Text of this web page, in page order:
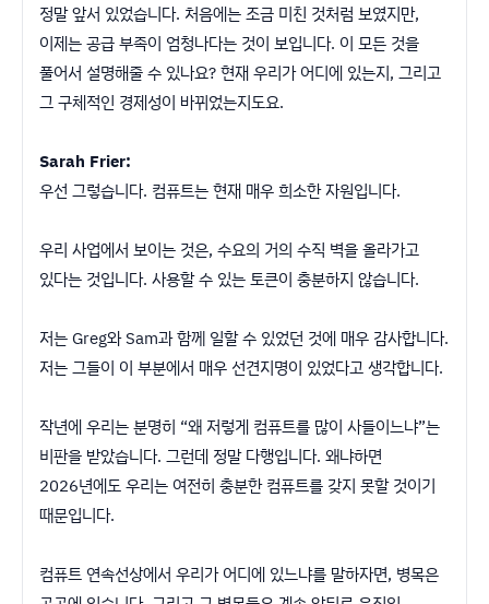
정말 앞서 있었습니다. 처음에는 조금 미친 것처럼 보였지만,
이제는 공급 부족이 엄청나다는 것이 보입니다. 이 모든 것을
풀어서 설명해줄 수 있나요? 현재 우리가 어디에 있는지, 그리고
그 구체적인 경제성이 바뀌었는지도요.
Sarah Frier:
우선 그렇습니다. 컴퓨트는 현재 매우 희소한 자원입니다.
우리 사업에서 보이는 것은, 수요의 거의 수직 벽을 올라가고
있다는 것입니다. 사용할 수 있는 토큰이 충분하지 않습니다.
저는 Greg와 Sam과 함께 일할 수 있었던 것에 매우 감사합니다.
저는 그들이 이 부분에서 매우 선견지명이 있었다고 생각합니다.
작년에 우리는 분명히 “왜 저렇게 컴퓨트를 많이 사들이느냐”는
비판을 받았습니다. 그런데 정말 다행입니다. 왜냐하면
2026년에도 우리는 여전히 충분한 컴퓨트를 갖지 못할 것이기
때문입니다.
컴퓨트 연속선상에서 우리가 어디에 있느냐를 말하자면, 병목은